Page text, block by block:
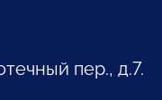
пер., д.7.